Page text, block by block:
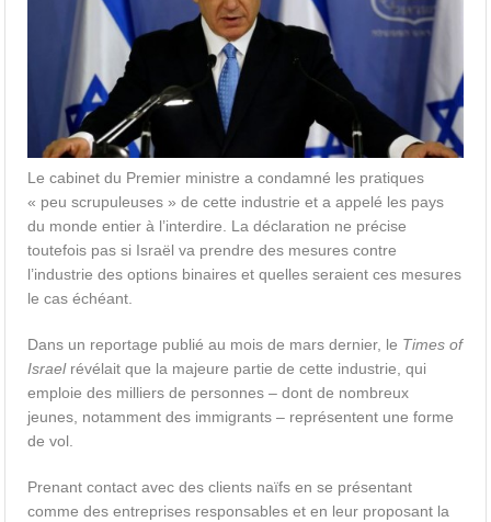
Le cabinet du Premier ministre a condamné les pratiques
« peu scrupuleuses » de cette industrie et a appelé les pays
du monde entier à l’interdire. La déclaration ne précise
toutefois pas si Israël va prendre des mesures contre
l’industrie des options binaires et quelles seraient ces mesures
le cas échéant.
Dans un reportage publié au mois de mars dernier, le Times of
Israelrévélait que la majeure partie de cette industrie, qui
emploie des milliers de personnes – dont de nombreux
jeunes, notamment des immigrants – représentent une forme
de vol.
Prenant contact avec des clients naïfs en se présentant
comme des entreprises responsables et en leur proposant la